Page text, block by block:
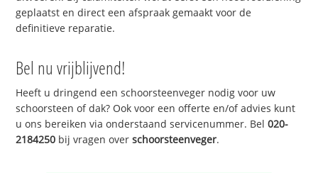
geplaatst en direct een afspraak gemaakt voor de
definitieve reparatie.
Bel nu vrijblijvend!
Heeft u dringend een schoorsteenveger nodig voor uw
schoorsteen of dak? Ook voor een offerte en/of advies kunt
u ons bereiken via onderstaand servicenummer. Bel020-
2184250 bij vragen overschoorsteenveger.